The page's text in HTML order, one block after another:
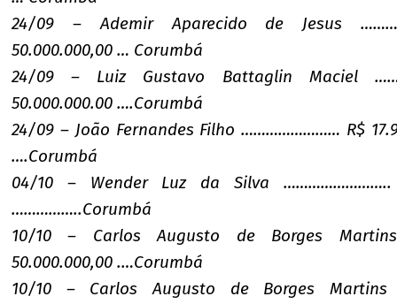
24/09 – Ademir Aparecido de Jesus
50.000.000,00 … Corumbá
24/09 – Luiz Gustavo Battaglin Maciel
50.000.000.00 ….Corumbá
24/09 – João Fernandes Filho …………………… R$
….Corumbá
04/10 – Wender Luz da Silva ……………………..
……………..Corumbá
10/10 – Carlos Augusto de Borges
50.000.000,00 .…Corumbá
10/10 – Carlos Augusto de Borges